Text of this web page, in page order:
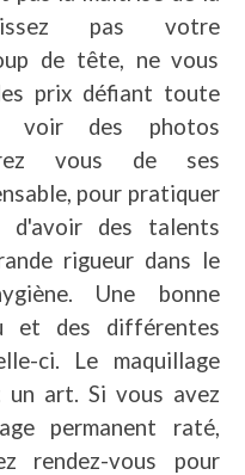
pas votre
de tête, ne vous
prix défiant toute
voir des photos
vous de ses
pour pratiquer
d'avoir des talents
rigueur dans le
Une bonne
et des différentes
ci. Le maquillage
art. Si vous avez
permanent raté,
rendez-vous pour